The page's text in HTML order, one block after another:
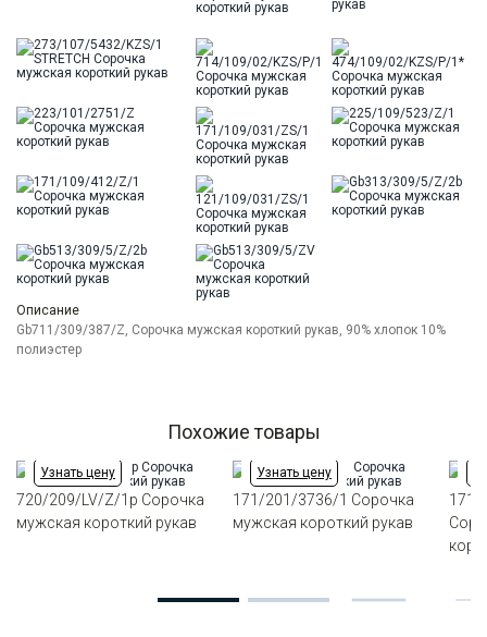
Описание
Gb711/309/387/Z, Сорочка мужская короткий рукав, 90% хлопок 10%
полиэстер
Похожие товары
Узнать цену
720/209/LV/Z/1p Сорочка
мужская короткий рукав
Узнать цену
171/201/3736/1 Сорочка
мужская короткий рукав
171/